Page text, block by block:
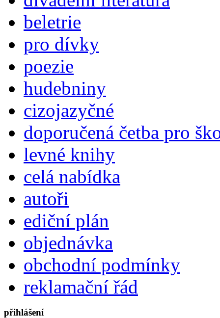
beletrie
pro dívky
poezie
hudebniny
cizojazyčné
doporučená četba pro
levné knihy
celá nabídka
autoři
ediční plán
objednávka
obchodní podmínky
reklamační řád
přihlášení